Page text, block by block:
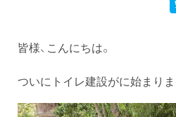
皆様、こんにちは。
ついにトイレ建設がに始まりま